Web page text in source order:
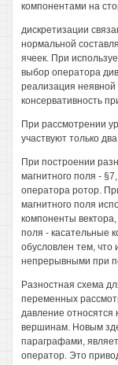
компонентами на
дискретизации
нормальной
ячеек. При
выбор оператора
реализация неявной
консервативность
При рассмотрении
участвуют только
При построении
магнитного поля -
оператора ротор.
магнитного поля
компоненты
поля - касательные
обусловлен тем, что
непрерывными при
Разностная схема
переменных
давление относятся
вершинам. Новым
параграфами,
оператор. Это